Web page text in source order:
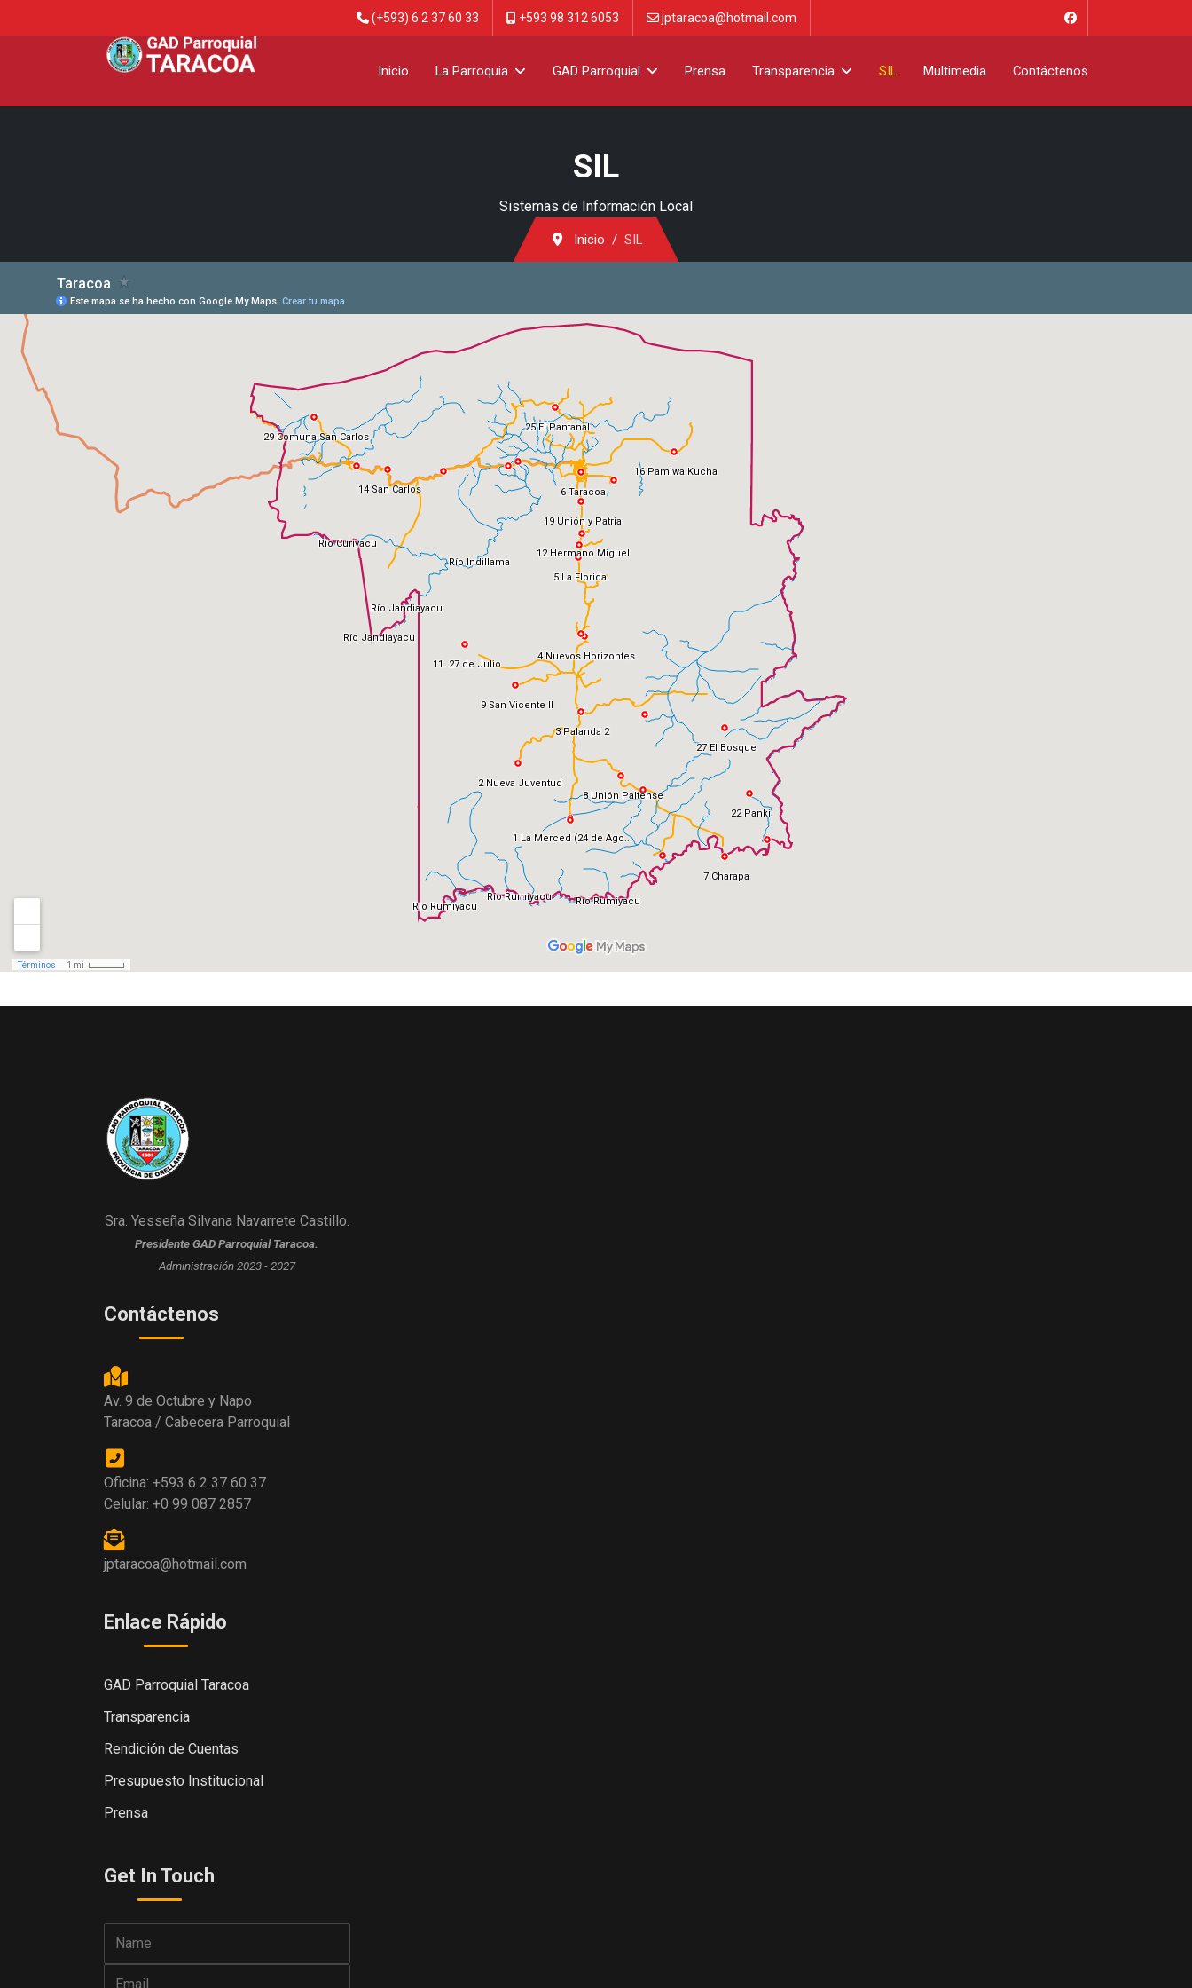
(+593) 6 2 37 60 33 +593 98 312 6053 jptaracoa@hotmail.com
Inicio La Parroquia GAD Parroquial Prensa Transparencia SIL Multimedia Contáctenos
SIL
Sistemas de Información Local
Inicio SIL
Sra. Yesseña Silvana Navarrete Castillo.
Presidente GAD Parroquial Taracoa.
Administración 2023 - 2027
Contáctenos
Av. 9 de Octubre y Napo
Taracoa / Cabecera Parroquial
Oficina: +593 6 2 37 60 37
Celular: +0 99 087 2857
jptaracoa@hotmail.com
Enlace Rápido
GAD Parroquial Taracoa
Transparencia
Rendición de Cuentas
Presupuesto Institucional
Prensa
Get In Touch